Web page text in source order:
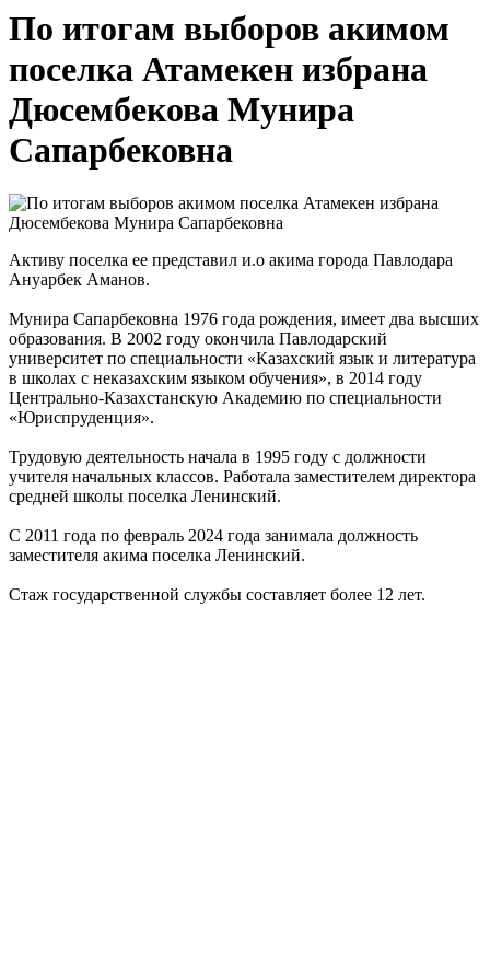
По итогам выборов акимом
поселка Атамекен избрана
Дюсембекова Мунира
Сапарбековна
Активу поселка ее представил и.о акима города Павлодара
Ануарбек Аманов.
Мунира Сапарбековна 1976 года рождения, имеет два высших
образования. В 2002 году окончила Павлодарский
университет по специальности «Казахский язык и литература
в школах с неказахским языком обучения», в 2014 году
Центрально-Казахстанскую Академию по специальности
«Юриспруденция».
Трудовую деятельность начала в 1995 году с должности
учителя начальных классов. Работала заместителем директора
средней школы поселка Ленинский.
С 2011 года по февраль 2024 года занимала должность
заместителя акима поселка Ленинский.
Стаж государственной службы составляет более 12 лет.